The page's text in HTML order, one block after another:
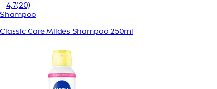
4,7(20)
Shampoo
Classic Care Mildes Shampoo 250ml